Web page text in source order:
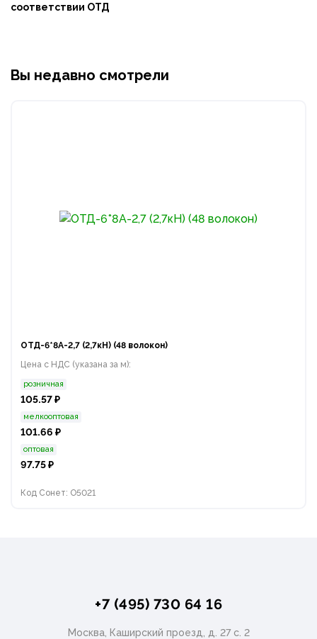
соответствии ОТД
Вы недавно смотрели
ОТД-6*8А-2,7 (2,7кН) (48 волокон)
Цена с НДС (указана за м):
розничная
105.57 ₽
мелкооптовая
101.66 ₽
оптовая
97.75 ₽
Код Сонет: O5021
+7 (495) 730 64 16
Москва, Каширский проезд, д. 27 с. 2